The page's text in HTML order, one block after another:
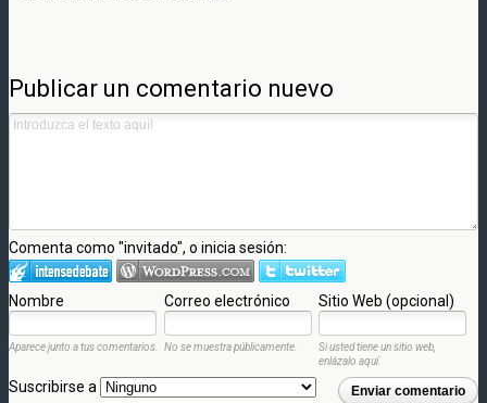
Publicar un comentario nuevo
Comenta como "invitado", o inicia sesión:
Nombre Correo electrónico Sitio Web (opcional)
Aparece junto a tus comentarios. No se muestra públicamente.
Si usted tiene un sitio web,
enlázalo aquí.
Enviar comentario
Suscribirse a